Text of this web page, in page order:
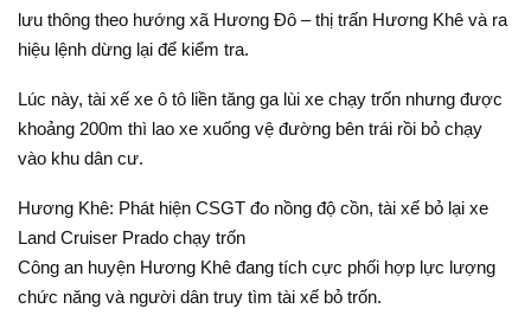
lưu thông theo hướng xã Hương Đô – thị trấn Hương Khê và ra
hiệu lệnh dừng lại để kiểm tra.
Lúc này, tài xế xe ô tô liền tăng ga lùi xe chạy trốn nhưng được
khoảng 200m thì lao xe xuống vệ đường bên trái rồi bỏ chạy
vào khu dân cư.
Hương Khê: Phát hiện CSGT đo nồng độ cồn, tài xế bỏ lại xe
Land Cruiser Prado chạy trốn
Công an huyện Hương Khê đang tích cực phối hợp lực lượng
chức năng và người dân truy tìm tài xế bỏ trốn.